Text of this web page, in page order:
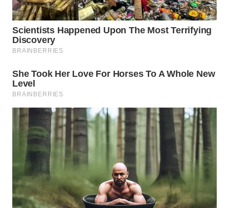
WN
PURWAKARTA
PRIANGAN
TIMUR
WN
SEMARANG
WN
SOLO
BOROBUDUR